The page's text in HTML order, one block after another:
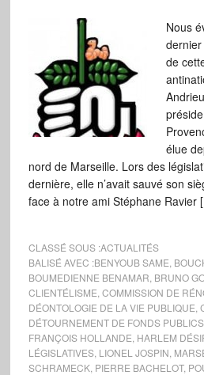
Nous
de
élue
nord de Marseille. Lors des
dernière, elle n’avait sauvé son
face à notre ami Stéphane Ravier
CLASSÉ SOUS :ACTUALITÉS
BALISÉ AVEC :BENYOUB SAME
BOUMEDIENNE BENAMAR BRUNO
CLIENTÉLISME COMMISSION DE
DÉONTOLOGIE DE LA VIE PUBLIQUE
DÉTOURNEMENT DE FONDS PUBLICS,
FRANÇOIS HOLLANDE HARLEM
LÉGISLATIVES, LIONEL JOSPIN
SCHRAMECK, PIERRE BACHELOT,